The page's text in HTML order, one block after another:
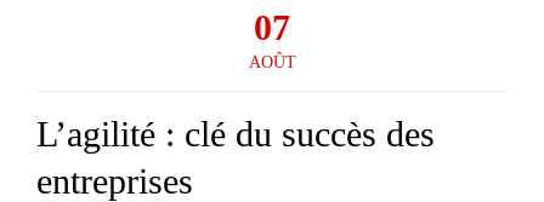
07
AOÛT
L’agilité : clé du succès des
entreprises